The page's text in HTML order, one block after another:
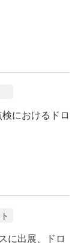
におけるドロ
に出展、ドロ